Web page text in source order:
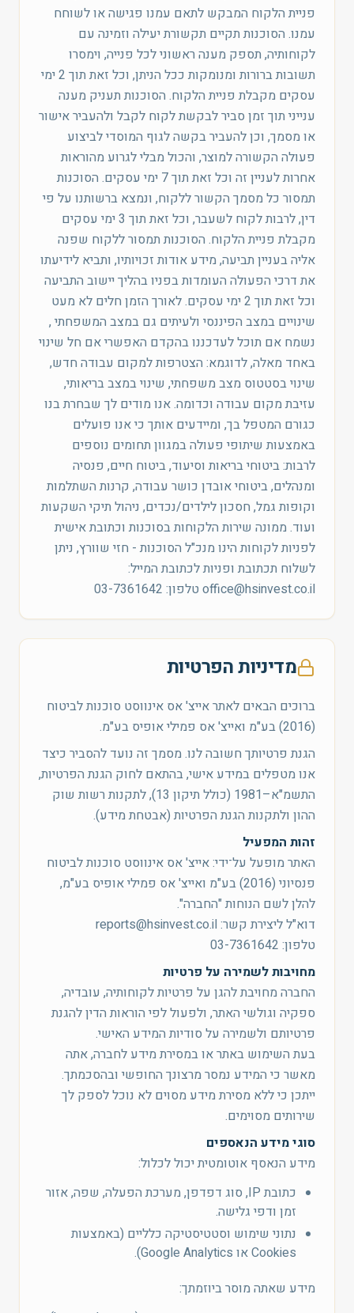
פניית הלקוח המבקש לתאם עמנו פגישה או לשוחח
עמנו. הסוכנות תקיים תקשורת יעילה וזמינה עם
לקוחותיה, תספק מענה ראשוני לכל פנייה, וימסרו
תשובות ברורות ומנומקות ככל הניתן, וכל זאת תוך 2 ימי
עסקים מקבלת פניית הלקוח. הסוכנות תעניק מענה
ענייני תוך זמן סביר לבקשת לקוח לקבל ולהעביר אישור
או מסמך, וכן להעביר בקשה לגוף המוסדי לביצוע
פעולה הקשורה למוצר, והכול מבלי לגרוע מהוראות
אחרות לעניין זה וכל זאת תוך 7 ימי עסקים. הסוכנות
תמסור כל מסמך הקשור ללקוח, ונמצא ברשותנו על פי
דין, לרבות לקוח לשעבר, וכל זאת תוך 3 ימי עסקים
מקבלת פניית הלקוח. הסוכנות תמסור ללקוח שפנה
אליה בעניין תביעה, מידע אודות זכויותיו, ותביא לידיעתו
את דרכי הפעולה העומדות בפניו בהליך יישוב התביעה
וכל זאת תוך 2 ימי עסקים. לאורך הזמן חלים לא מעט
שינויים במצב הפיננסי ולעיתים גם במצב המשפחתי ,
נשמח אם תוכל לעדכננו בהקדם האפשרי אם חל שינוי
באחד מאלה, לדוגמא: הצטרפות למקום עבודה חדש,
שינוי בסטטוס מצב משפחתי, שינוי במצב בריאותי,
עזיבת מקום עבודה וכדומה. אנו מודים לך שבחרת בנו
כגורם המטפל בך, ומיידעים אותך כי אנו פועלים
באמצעות שיתופי פעולה במגוון תחומים נוספים
לרבות: ביטוחי בריאות וסיעוד, ביטוח חיים, פנסיה
ומנהלים, ביטוחי אובדן כושר עבודה, קרנות השתלמות
וקופות גמל, חסכון לילדים/נכדים, ניהול תיקי השקעות
ועוד. ממונה שירות הלקוחות בסוכנות וכתובת אישית
לפניות לקוחות הינו מנכ"ל הסוכנות - חזי שוורץ, ניתן
לשלוח תכתובת ופניות לכתובת המייל:
office@hsinvest.co.il טלפון: 03-7361642​
מדיניות הפרטיות
ברוכים הבאים לאתר אייצ' אס אינווסט סוכנות לביטוח
(2016) בע"מ ואייצ' אס פמילי אופיס בע"מ.
הגנת פרטיותך חשובה לנו. מסמך זה נועד להסביר כיצד
אנו מטפלים במידע אישי, בהתאם לחוק הגנת הפרטיות,
התשמ"א–1981 (כולל תיקון 13), לתקנות רשות שוק
ההון ולתקנות הגנת הפרטיות (אבטחת מידע).
זהות המפעיל
האתר מופעל על־ידי: אייצ' אס אינווסט סוכנות לביטוח
פנסיוני (2016) בע"מ ואייצ' אס פמילי אופיס בע"מ,
להלן לשם הנוחות "החברה".
דוא"ל ליצירת קשר: reports@hsinvest.co.il
טלפון: 03-7361642
מחויבות לשמירה על פרטיות
החברה מחויבת להגן על פרטיות לקוחותיה, עובדיה,
ספקיה וגולשי האתר, ולפעול לפי הוראות הדין להגנת
פרטיותם ולשמירה על סודיות המידע האישי.
בעת השימוש באתר או במסירת מידע לחברה, אתה
מאשר כי המידע נמסר מרצונך החופשי ובהסכמתך.
ייתכן כי ללא מסירת מידע מסוים לא נוכל לספק לך
שירותים מסוימים.
סוגי מידע הנאספים
מידע הנאסף אוטומטית יכול לכלול:
כתובת IP, סוג דפדפן, מערכת הפעלה, שפה, אזור
זמן ודפי גלישה.
נתוני שימוש וסטטיסטיקה כלליים (באמצעות
Cookies או Google Analytics).
מידע שאתה מוסר ביוזמתך: